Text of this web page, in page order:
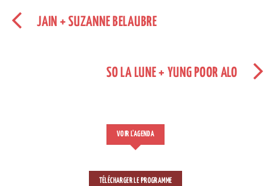
JAIN + SUZANNE BELAUBRE
SO LA LUNE + YUNG POOR ALO
VOIR L'AGENDA
TÉLÉCHARGER LE PROGRAMME